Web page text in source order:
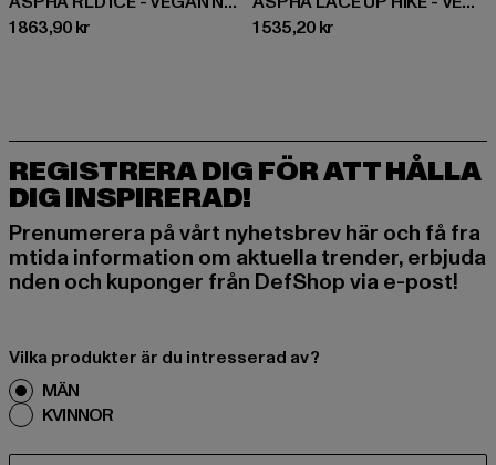
1 863,90 kr
Nuvarande pris: 1 863,90 kr
1 535,20 kr
Nuvarande pris: 1 535,20 kr
REGISTRERA DIG FÖR ATT HÅLLA
DIG INSPIRERAD!
Prenumerera på vårt nyhetsbrev här och få fra
mtida information om aktuella trender, erbjuda
nden och kuponger från DefShop via e-post!
Vilka produkter är du intresserad av?
MÄN
KVINNOR